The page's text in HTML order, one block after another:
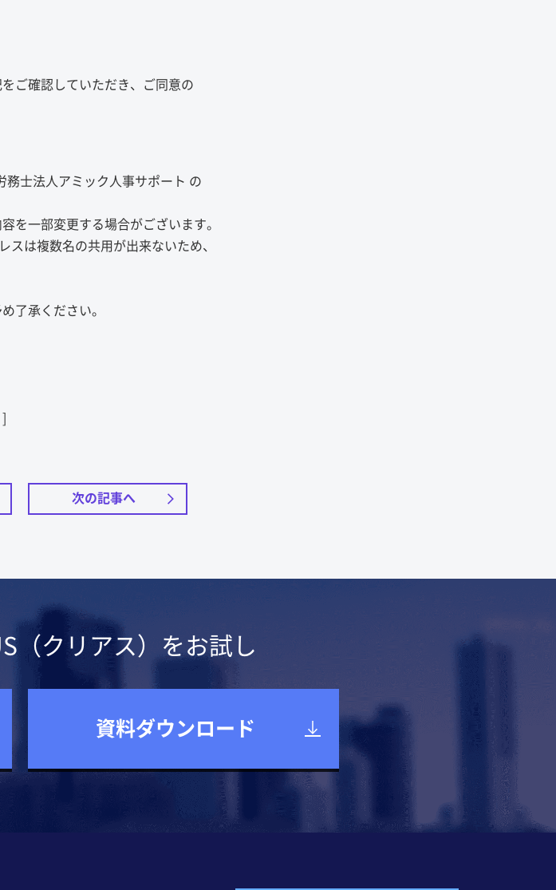
ご確認していただき、ご同意の
士法人アミック人事サポート の
を一部変更する場合がございます。
は複数名の共用が出来ないため、
了承ください。
次の記事へ
（クリアス）をお試し
資料ダウンロード